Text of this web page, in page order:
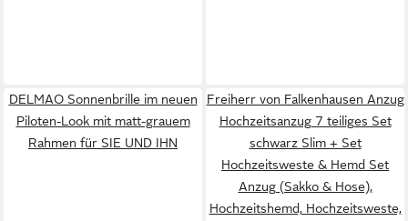
DELMAO Sonnenbrille im neuen
Piloten-Look mit matt-grauem
Rahmen für SIE UND IHN
Freiherr von Falkenhausen Anzug
Hochzeitsanzug 7 teiliges Set
schwarz Slim + Set
Hochzeitsweste & Hemd Set
Anzug (Sakko & Hose),
Hochzeitshemd, Hochzeitsweste,